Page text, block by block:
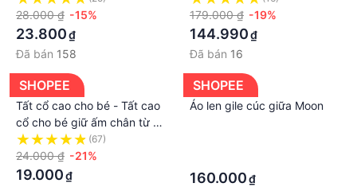
28.000 ₫ -15%
23.800₫
Đã bán 158
179.000 ₫ -19%
144.990₫
Đã bán 16
SHOPEE
Tất cổ cao cho bé - Tất cao
cổ cho bé giữ ấm chân từ 0-
3 tuổi nhiều hình siêu kute
(67)
24.000 ₫ -21%
19.000₫
SHOPEE
Áo len gile cúc giữa Moon
160.000₫